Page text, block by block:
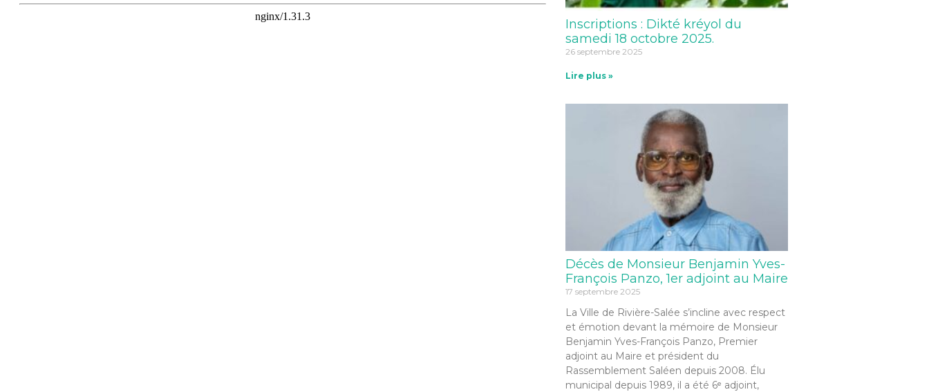
Inscriptions : Dikté kréyol du
samedi 18 octobre 2025.
26 septembre 2025
Lire plus »
Décès de Monsieur Benjamin Yves-
François Panzo, 1er adjoint au Maire
17 septembre 2025
La Ville de Rivière-Salée s’incline avec respect
et émotion devant la mémoire de Monsieur
Benjamin Yves-François Panzo, Premier
adjoint au Maire et président du
Rassemblement Saléen depuis 2008. Élu
municipal depuis 1989, il a été 6ᵉ adjoint,